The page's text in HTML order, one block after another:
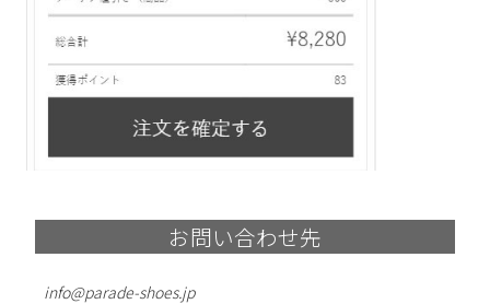
お問い合わせ先
info@parade-shoes.jp